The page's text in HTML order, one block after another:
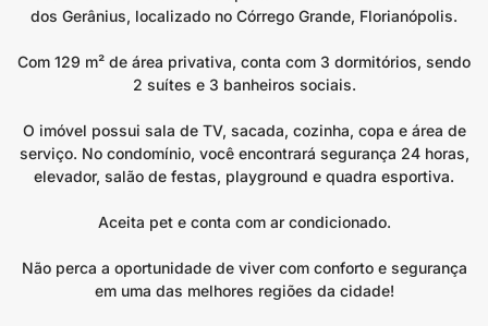
dos Gerânius, localizado no Córrego Grande, Florianópolis.
Com 129 m² de área privativa, conta com 3 dormitórios, sendo
2 suítes e 3 banheiros sociais.
O imóvel possui sala de TV, sacada, cozinha, copa e área de
serviço. No condomínio, você encontrará segurança 24 horas,
elevador, salão de festas, playground e quadra esportiva.
Aceita pet e conta com ar condicionado.
Não perca a oportunidade de viver com conforto e segurança
em uma das melhores regiões da cidade!